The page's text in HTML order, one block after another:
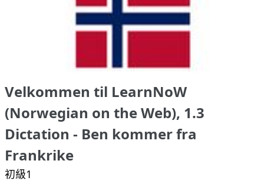
Velkommen til LearnNoW
(Norwegian on the Web), 1.3
Dictation - Ben kommer fra
Frankrike
初級1